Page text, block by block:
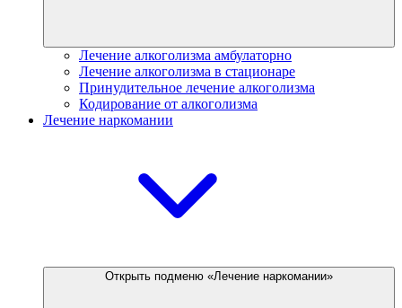
Лечение алкоголизма амбулаторно
Лечение алкоголизма в стационаре
Принудительное лечение алкоголизма
Кодирование от алкоголизма
Лечение наркомании
Открыть подменю «Лечение наркомании»